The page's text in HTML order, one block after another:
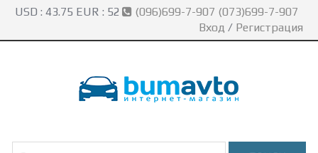
USD : 43.75 EUR : 52
(096)699-7-907 (073)699-7-907
Вход / Регистрация